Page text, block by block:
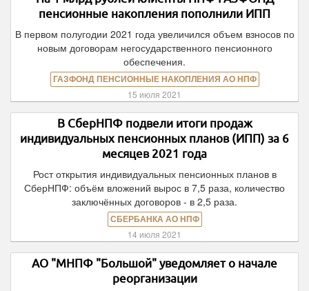
пенсионные накопления пополнили ИПП
В первом полугодии 2021 года увеличился объем взносов по
новым договорам негосударственного пенсионного
обеспечения.
ГАЗФОНД ПЕНСИОННЫЕ НАКОПЛЕНИЯ АО НПФ
15 июля 2021
В СберНПФ подвели итоги продаж
индивидуальных пенсионных планов (ИПП) за 6
месяцев 2021 года
Рост открытия индивидуальных пенсионных планов в
СберНПФ: объём вложений вырос в 7,5 раза, количество
заключённых договоров - в 2,5 раза.
СБЕРБАНКА АО НПФ
14 июля 2021
АО "МНПФ "Большой" уведомляет о начале
реорганизации